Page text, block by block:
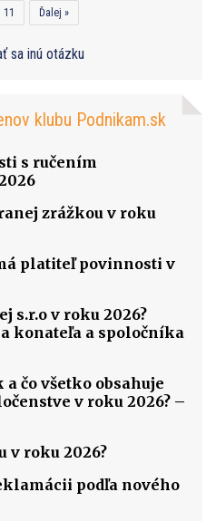
11 Ďalej »
sa inú otázku
klubu Podnikam.sk
s ručením
zrážkou v roku
platiteľ povinnosti v
s.r.o v roku 2026?
konateľa a spoločníka
čo všetko obsahuje
v roku 2026? –
v roku 2026?
podľa nového